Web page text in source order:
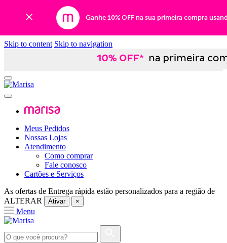
Ganhe 10% OFF na sua primeira compra
Skip to content Skip to navigation
Meus Pedidos
Nossas Lojas
Atendimento
Como comprar
Fale conosco
Cartões e Serviços
As ofertas de Entrega rápida estão personalizados para a região de
ALTERAR
Ativar ×
Menu